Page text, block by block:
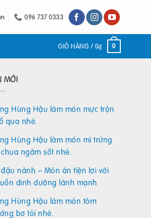
096 737 0333
GIỎ HÀNG /0₫ 0
MỚI
Hùng Hậu làm món mực trộn
qua nhé.
Hùng Hậu làm món mì trứng
ngâm sốt nhé.
nành – Món ăn tiện lợi với
dinh dưỡng lành mạnh
Hùng Hậu làm món tôm
bơ tỏi nhé.